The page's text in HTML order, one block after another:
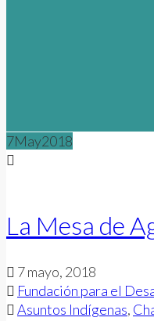
7May2018
La Mesa de
7 mayo, 2018
Fundación para el
Asuntos Indígenas,